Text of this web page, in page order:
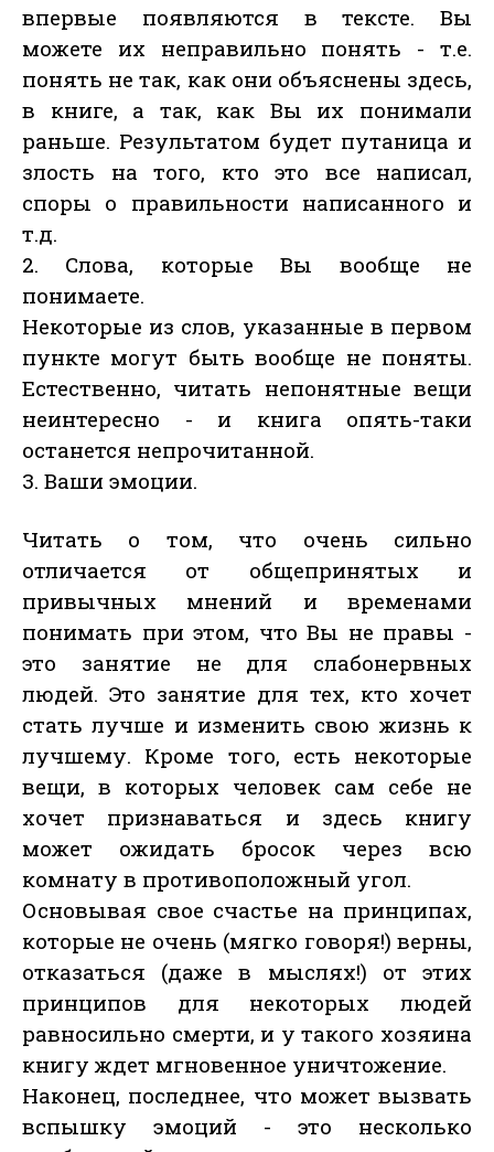
впервые появляются в тексте. Вы
можете их неправильно понять - т.е.
понять не так, как они объяснены здесь,
в книге, а так, как Вы их понимали
раньше. Результатом будет путаница и
злость на того, кто это все написал,
споры о правильности написанного и
т.д.
2. Слова, которые Вы вообще не
понимаете.
Некоторые из слов, указанные в первом
пункте могут быть вообще не поняты.
Естественно, читать непонятные вещи
неинтересно - и книга опять-таки
останется непрочитанной.
3. Ваши эмоции.
Читать о том, что очень сильно
отличается от общепринятых и
привычных мнений и временами
понимать при этом, что Вы не правы -
это занятие не для слабонервных
людей. Это занятие для тех, кто хочет
стать лучше и изменить свою жизнь к
лучшему. Кроме того, есть некоторые
вещи, в которых человек сам себе не
хочет признаваться и здесь книгу
может ожидать бросок через всю
комнату в противоположный угол.
Основывая свое счастье на принципах,
которые не очень (мягко говоря!) верны,
отказаться (даже в мыслях!) от этих
принципов для некоторых людей
равносильно смерти, и у такого хозяина
книгу ждет мгновенное уничтожение.
Наконец, последнее, что может вызвать
вспышку эмоций - это несколько